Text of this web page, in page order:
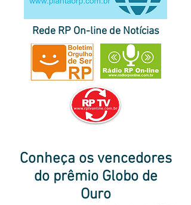
página inicial do Plantão RP|
destaques|
|correspondentes
no Brasil e no exterior
Rede RP On-line de Notícias
Conheça os vencedores
do prêmio Globo de
Ouro